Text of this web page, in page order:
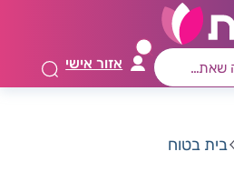
אזור אישי
בית בטוח